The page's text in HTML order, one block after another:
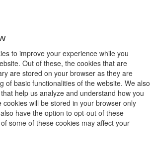
to improve your experience while you
Out of these, the cookies that are
are stored on your browser as they are
of basic functionalities of the website. We also
help us analyze and understand how you
cookies will be stored in your browser only
have the option to opt-out of these
some of these cookies may affect your